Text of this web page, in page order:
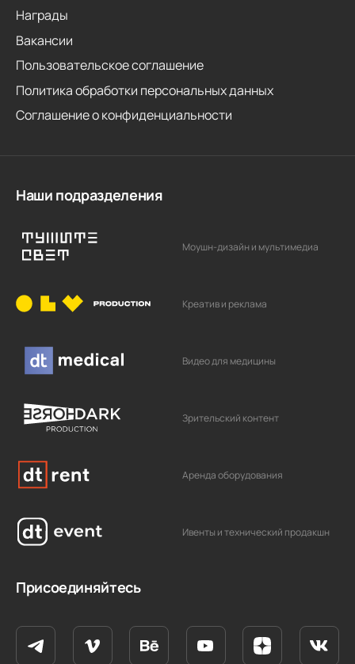
Награды
Вакансии
Пользовательское соглашение
Политика обработки персональных данных
Соглашение о конфиденциальности
Наши подразделения
Моушн-дизайн и мультимедиа
Креатив и реклама
Видео для медицины
Зрительский контент
Аренда оборудования
Ивенты и технический продакшн
Присоединяйтесь